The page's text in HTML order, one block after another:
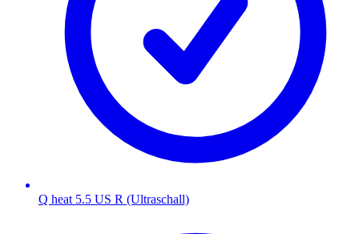
Q heat 5.5 US R (Ultraschall)